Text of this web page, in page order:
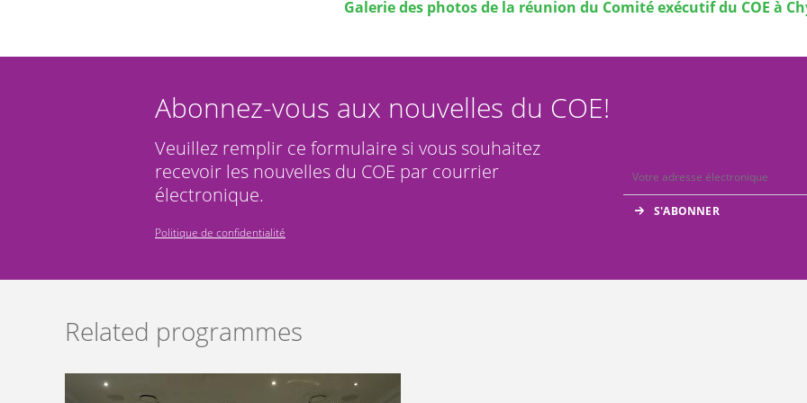
Galerie des photos de la réunion du Comité exécutif du COE à
Abonnez-vous aux nouvelles du COE!
Veuillez remplir ce formulaire si vous souhaitez
recevoir les nouvelles du COE par courrier
électronique.
Politique de confidentialité
Related programmes